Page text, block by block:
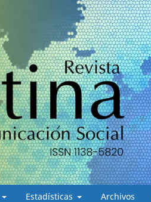
Estadísticas Archivos